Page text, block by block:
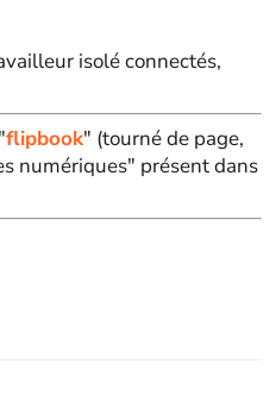
isolé connectés,
flipbook" (tourné de page,
numériques" présent dans